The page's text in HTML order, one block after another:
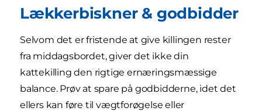
Lækkerbiskner & godbidder
Selvom det er fristende at give killingen rester
fra middagsbordet, giver det ikke din
kattekilling den rigtige ernæringsmæssige
balance. Prøv at spare på godbidderne, idet det
ellers kan føre til vægtforøgelse eller